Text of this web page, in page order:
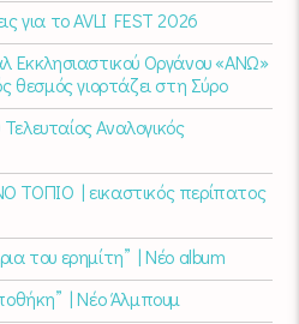
για το AVLI FEST 2026
Εκκλησιαστικού Οργάνου «ΑΝΩ»
θεσμός γιορτάζει στη Σύρο​
Αναλογικός
ΤΟΠΙΟ | εικαστικός περίπατος
του ερημίτη” | Νέο album
| Νέο Άλμπουμ